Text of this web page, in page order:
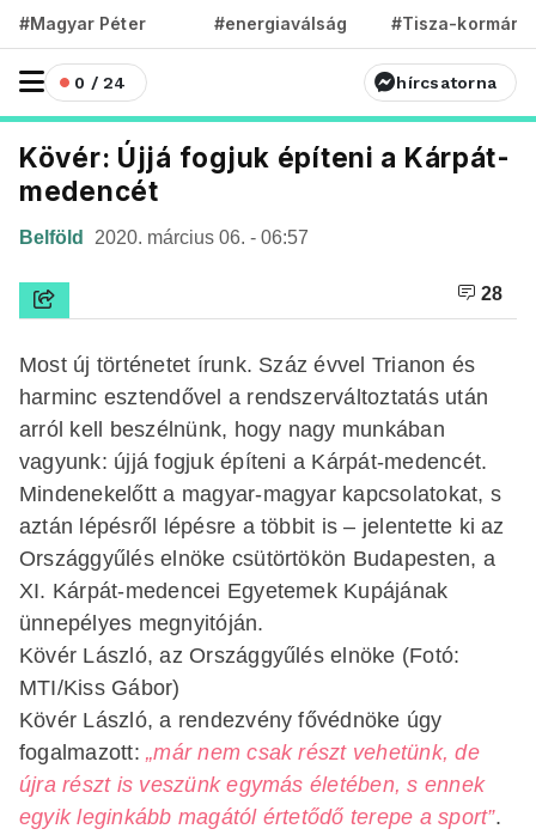
#Magyar Péter #energiaválság #Tisza-kormány
0 / 24 hírcsatorna
Kövér: Újjá fogjuk építeni a Kárpát-
medencét
Belföld 2020. március 06. - 06:57
28
Most új történetet írunk. Száz évvel Trianon és
harminc esztendővel a rendszerváltoztatás után
arról kell beszélnünk, hogy nagy munkában
vagyunk: újjá fogjuk építeni a Kárpát-medencét.
Mindenekelőtt a magyar-magyar kapcsolatokat, s
aztán lépésről lépésre a többit is – jelentette ki az
Országgyűlés elnöke csütörtökön Budapesten, a
XI. Kárpát-medencei Egyetemek Kupájának
ünnepélyes megnyitóján.
Kövér László, az Országgyűlés elnöke (Fotó:
MTI/Kiss Gábor)
Kövér László, a rendezvény fővédnöke úgy
fogalmazott:„már nem csak részt vehetünk, de
újra részt is veszünk egymás életében, s ennek
egyik leginkább magától értetődő terepe a sport”.